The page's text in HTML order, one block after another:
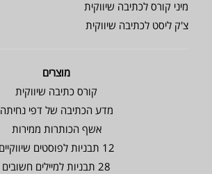
מיני קורס לכתיבה שיווקית
צ'ק ליסט לכתיבה שיווקית
מוצרים
קורס כתיבה שיווקית
מדע הכתיבה של דפי נחיתה
אשף הכותרות ממירות
12 תבניות לפוסטים שיווקיים
28 תבניות למיילים חשובים